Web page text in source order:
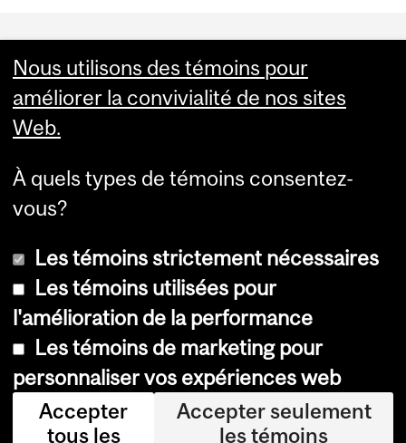
Department
and
University
Information
L'Institut-hôpital neurologique de Montréal 3801 rue
Université, salle 354 Mon­tréal, Qué­bec H3A 2B4
infoneuro@muhc.mcgill.ca (514) 398‑5358
Inscrivez-vous à l'infolettre du Neuro
Accessibilité
Avis sur les témoins
Paramètres des témoins
Nous utilisons des témoins pour
améliorer la convivialité de nos sites
Web.
À quels types de témoins consentez-
vous?
Les témoins strictement nécessaires
Les témoins utilisées pour
l'amélioration de la performance
Les témoins de marketing pour
personnaliser vos expériences web
Accepter
tous les
Accepter seulement
les témoins